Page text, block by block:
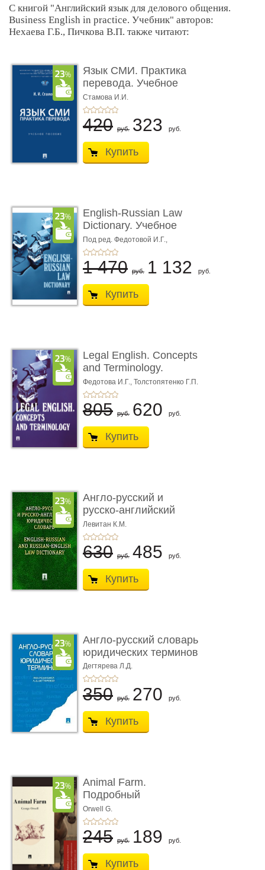
С книгой "Английский язык для делового общения.
Business English in practice. Учебник" авторов:
Нехаева Г.Б., Пичкова В.П. также читают:
Язык СМИ. Практика
перевода. Учебное
пособие
Стамова И.И.
420 руб. 323 руб.
Купить
English-Russian Law
Dictionary. Учебное
пособие
Под ред. Федотовой И.Г.,
Толстопятенко Г.П.
1 470 руб. 1 132 руб.
Купить
Legal English. Concepts
and Terminology.
Учебное пособие
Федотова И.Г., Толстопятенко Г.П.
805 руб. 620 руб.
Купить
Англо-русский и
русско-английский
юридический ...
Левитан К.М.
630 руб. 485 руб.
Купить
Англо-русский словарь
юридических терминов
Дегтярева Л.Д.
350 руб. 270 руб.
Купить
Animal Farm.
Подробный
лингвистический
комментарий ...
Orwell G.
245 руб. 189 руб.
Купить